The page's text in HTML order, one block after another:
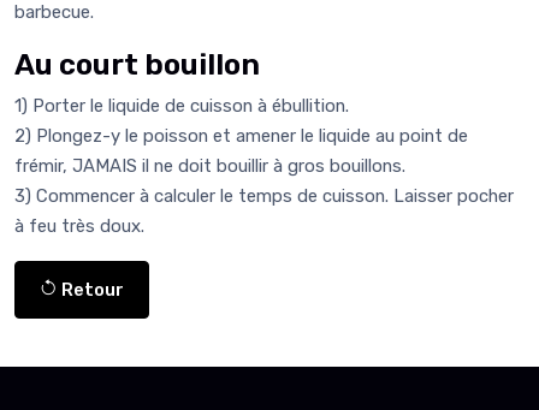
barbecue.
Au court bouillon
1) Porter le liquide de cuisson à ébullition.
2) Plongez-y le poisson et amener le liquide au point de
frémir, JAMAIS il ne doit bouillir à gros bouillons.
3) Commencer à calculer le temps de cuisson. Laisser pocher
à feu très doux.
Retour